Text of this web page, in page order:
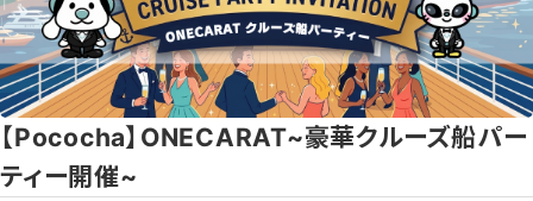
【Pococha】ONECARAT~豪華クルーズ船パー
ティー開催~